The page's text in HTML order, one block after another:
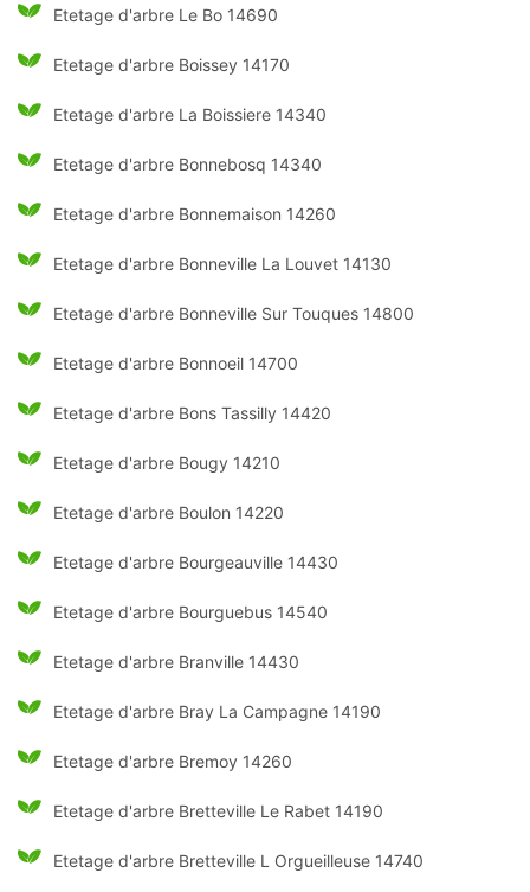
Etetage d'arbre Le Bo 14690
Etetage d'arbre Boissey 14170
Etetage d'arbre La Boissiere 14340
Etetage d'arbre Bonnebosq 14340
Etetage d'arbre Bonnemaison 14260
Etetage d'arbre Bonneville La Louvet 14130
Etetage d'arbre Bonneville Sur Touques 14800
Etetage d'arbre Bonnoeil 14700
Etetage d'arbre Bons Tassilly 14420
Etetage d'arbre Bougy 14210
Etetage d'arbre Boulon 14220
Etetage d'arbre Bourgeauville 14430
Etetage d'arbre Bourguebus 14540
Etetage d'arbre Branville 14430
Etetage d'arbre Bray La Campagne 14190
Etetage d'arbre Bremoy 14260
Etetage d'arbre Bretteville Le Rabet 14190
Etetage d'arbre Bretteville L Orgueilleuse 14740